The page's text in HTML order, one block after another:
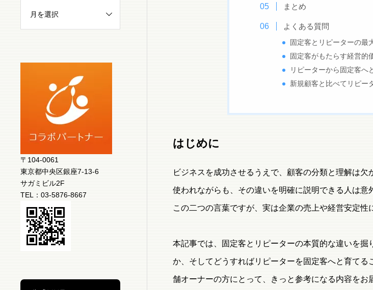
まとめ
よくある質問
固定客とリピーターの最
固定客がもたらす経営的
リピーターから固定客へ
新規顧客と比べてリピー
はじめに
ビジネスを成功させるうえで、顧客の分類と理解は
使われながらも、その違いを明確に説明できる人は
この二つの言葉ですが、実は企業の売上や経営安定性
本記事では、固定客とリピーターの本質的な違いを
か、そしてどうすればリピーターを固定客へと育て
舗オーナーの方にとって、きっと参考になる内容をお
〒104-0061
東京都中央区銀座7-13-6
サガミビル2F
TEL：03-5876-8667